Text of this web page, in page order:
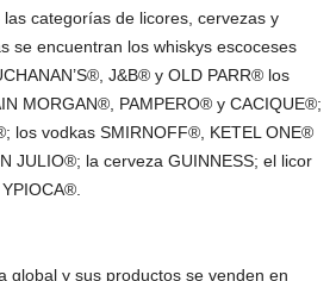
categorías de licores, cervezas y
se encuentran los whiskys escoceses
J&B® y OLD PARR® los
MORGAN®, PAMPERO® y CACIQUE®;
los vodkas SMIRNOFF®, KETEL ONE®
JULIO®; la cerveza GUINNESS; el licor
global y sus productos se venden en